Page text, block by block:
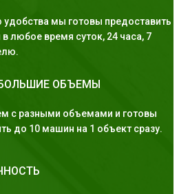
мы готовы предоставить
в любое время суток, 24 часа, 7
ОБЪЕМЫ
с разными объемами и готовы
до 10 машин на 1 объект сразу.